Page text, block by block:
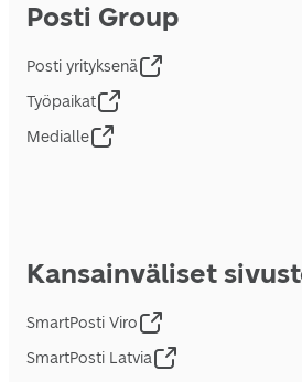
Posti Group
Posti yrityksenä
Työpaikat
Medialle
Kansainväliset
SmartPosti Viro
SmartPosti Latvia